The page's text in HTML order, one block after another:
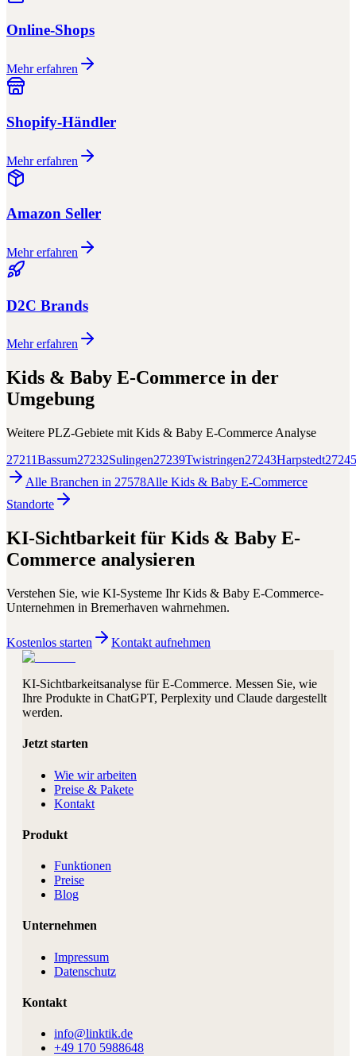
Online-Shops
Mehr erfahren
Shopify-Händler
Mehr erfahren
Amazon Seller
Mehr erfahren
D2C Brands
Mehr erfahren
Kids & Baby E-Commerce in der
Umgebung
Weitere PLZ-Gebiete mit Kids & Baby E-Commerce Analyse
27211Bassum27232Sulingen27239Twistringen27243Harpstedt27245
Alle Branchen in 27578Alle Kids & Baby E-Commerce
Standorte
KI-Sichtbarkeit für Kids & Baby E-
Commerce analysieren
Verstehen Sie, wie KI-Systeme IhrKids & Baby E-Commerce-
Unternehmen in Bremerhaven wahrnehmen.
Kostenlos starten Kontakt aufnehmen
KI-Sichtbarkeitsanalyse für E-Commerce. Messen Sie, wie
Ihre Produkte in ChatGPT, Perplexity und Claude dargestellt
werden.
Jetzt starten
Wie wir arbeiten
Preise & Pakete
Kontakt
Produkt
Funktionen
Preise
Blog
Unternehmen
Impressum
Datenschutz
Kontakt
info@linktik.de
+49 170 5988648